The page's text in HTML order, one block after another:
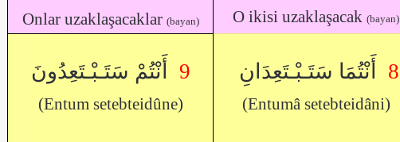
Onlar uzaklaşacaklar (bayan) O ikisi uzaklaşacak(bayan)
أَنْتُمْ سَتَـبْـتَعِدُونَ 9
(Entum setebteidûne)
أَنْتُمَا سَتَـبْـتَعِدَانِ 8
(Entumâ setebteidâni)